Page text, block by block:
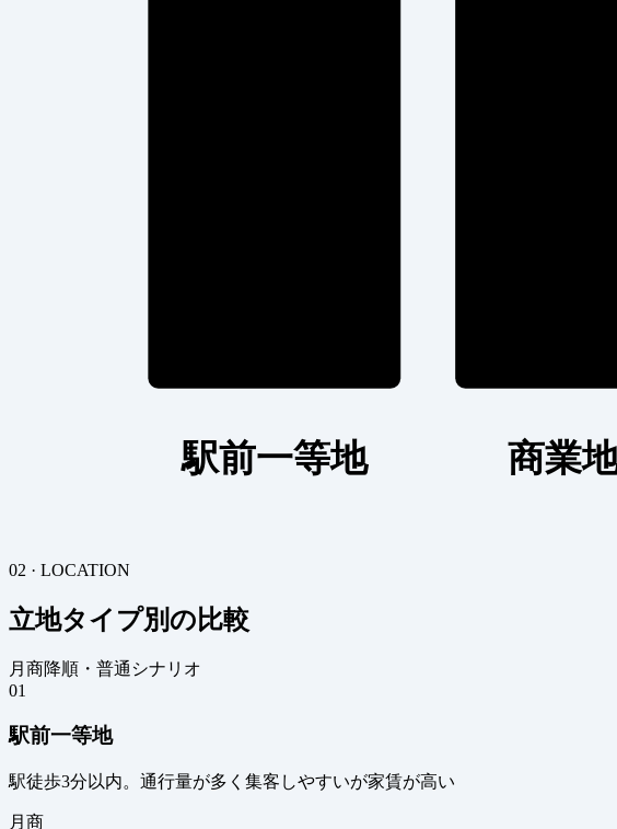
駅前一等地 商業
02 · LOCATION
立地タイプ別の比較
月商降順・普通シナリオ
01
駅前一等地
駅徒歩3分以内。通行量が多く集客しやすいが家賃が高い
月商